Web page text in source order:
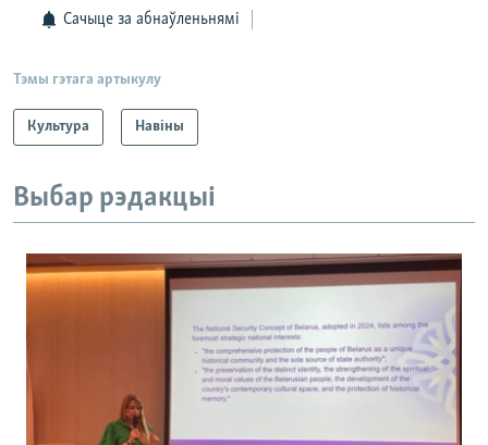
Сачыце за абнаўленьнямі
Тэмы гэтага артыкулу
Культура Навіны
Выбар рэдакцыі